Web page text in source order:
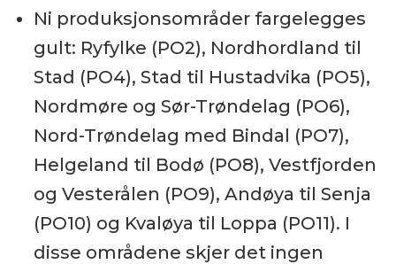
Ni produksjonsområder fargelegges
gult: Ryfylke (PO2), Nordhordland til
Stad (PO4), Stad til Hustadvika (PO5),
Nordmøre og Sør-Trøndelag (PO6),
Nord-Trøndelag med Bindal (PO7),
Helgeland til Bodø (PO8), Vestfjorden
og Vesterålen (PO9), Andøya til Senja
(PO10) og Kvaløya til Loppa (PO11). I
disse områdene skjer det ingen